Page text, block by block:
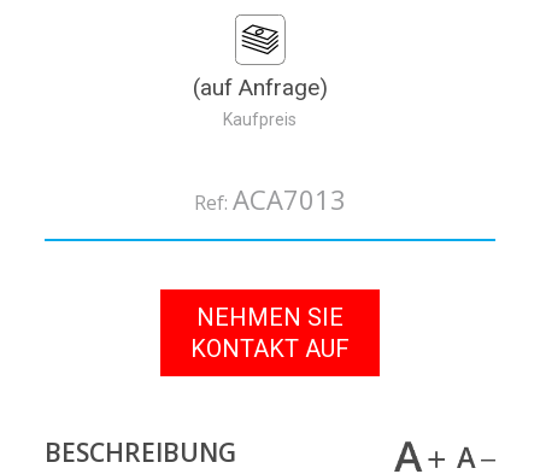
(auf Anfrage)
Kaufpreis
Ref: ACA7013
NEHMEN SIE
KONTAKT AUF
BESCHREIBUNG